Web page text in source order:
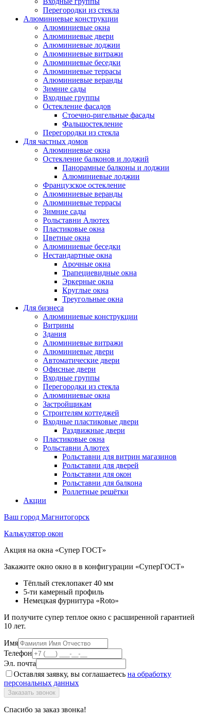
Перегородки из стекла
Алюминиевые конструкции
Алюминиевые окна
Алюминиевые двери
Алюминиевые лоджии
Алюминиевые витражи
Алюминиевые беседки
Алюминиевые террасы
Алюминиевые веранды
Зимние сады
Входные группы
Остекление фасадов
Стоечно-ригельные фасады
Фальшостекление
Перегородки из стекла
Для частных домов
Алюминиевые окна
Остекление балконов и лоджий
Панорамные балконы и лоджии
Алюминиевые лоджии
Французское остекление
Алюминиевые веранды
Алюминиевые террасы
Зимние сады
Рольставни Алютех
Пластиковые окна
Цветные окна
Алюминиевые беседки
Нестандартные окна
Арочные окна
Трапециевидные окна
Эркерные окна
Круглые окна
Треугольные окна
Для бизнеса
Алюминиевые конструкции
Витрины
Здания
Алюминиевые витражи
Алюминиевые двери
Автоматические двери
Офисные двери
Входные группы
Перегородки из стекла
Алюминиевые окна
Застройщикам
Строителям коттеджей
Входные пластиковые двери
Раздвижные двери
Пластиковые окна
Рольставни Алютех
Рольставни для витрин магазинов
Рольставни для дверей
Рольставни для окон
Рольставни для балкона
Роллетные решётки
Акции
Ваш город Магнитогорск
Калькулятор окон
Акция на окна «Супер ГОСТ»
Закажите окно окно в в конфигурации «СуперГОСТ»
Тёплый стеклопакет 40 мм
5-ти камерный профиль
Немецкая фурнитура «Roto»
И получите супер теплое окно с расширенной гарантией
10 лет.
Имя
Телефон
Эл. почта
Оставляя заявку, вы соглашаетесь на обработку
персональных данных
Спасибо за заказ звонка!